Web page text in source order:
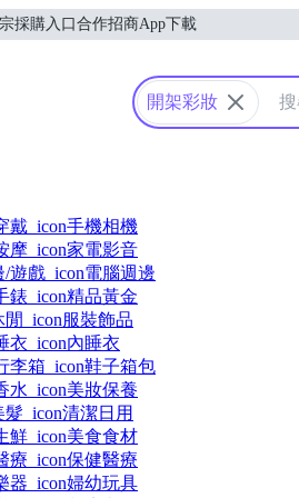
採購入口合作招商App下載
Yahoo購物中心
開架彩妝
手機相機
家電影音
電腦週邊
精品黃金
服裝飾品
內睡衣
鞋子箱包
美妝保養
清潔日用
美食食材
保健醫療
婦幼玩具